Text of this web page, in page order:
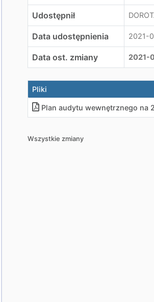
Udostępnił
Data udostępnienia 2021-
Data ost. zmiany 2021-
Pliki
Plan audytu wewnętrznego na
Wszystkie zmiany